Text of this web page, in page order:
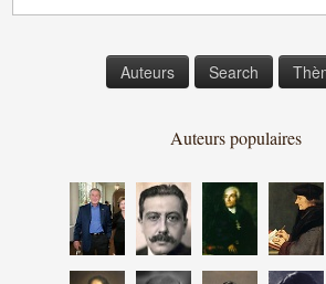
Auteurs Search
Auteurs populaires